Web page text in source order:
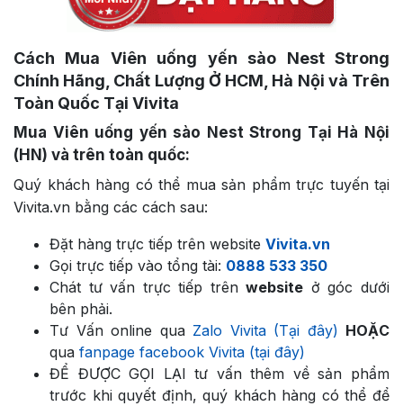
Cách Mua Viên uống yến sào Nest Strong
Chính Hãng, Chất Lượng Ở HCM, Hà Nội và Trên
Toàn Quốc Tại Vivita
Mua Viên uống yến sào Nest Strong Tại Hà Nội
(HN) và trên toàn quốc:
Quý khách hàng có thể mua sản phẩm trực tuyến tại
Vivita.vn bằng các cách sau:
Đặt hàng trực tiếp trên website Vivita.vn
Gọi trực tiếp vào tổng tài: 0888 533 350
Chát tư vấn trực tiếp trênwebsite ở góc dưới
bên phải.
Tư Vấn online quaZalo Vivita (Tại đây) HOẶC
qua fanpage facebook Vivita (tại đây)
ĐỂ ĐƯỢC GỌI LẠI tư vấn thêm về sản phẩm
trước khi quyết định, quý khách hàng có thể để